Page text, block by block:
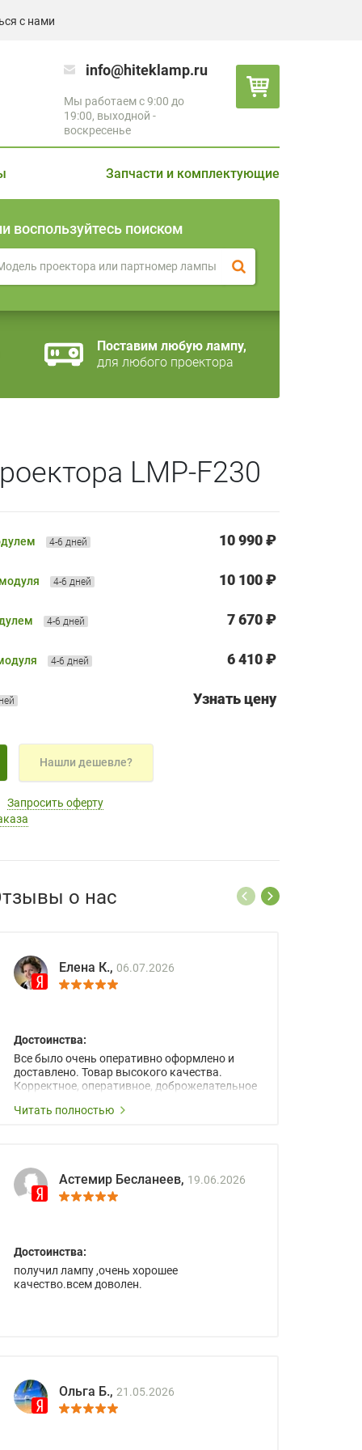
с нами
info@hiteklamp.ru
Мы работаем с 9:00 до
19:00, выходной -
воскресенье
Запчасти и комплектующие
воспользуйтесь поиском
Поставим любую лампу,
для любого проектора
LMP-F230
4-6 дней 10 990 ₽
4-6 дней 10 100 ₽
4-6 дней 7 670 ₽
4-6 дней 6 410 ₽
Узнать цену
Нашли дешевле?
Запросить оферту
о нас
Елена К., 06.07.2026
Достоинства:
Все было очень оперативно оформлено и
доставлено. Товар высокого качества.
Корректное, оперативное, доброжелательное
Читать полностью
Астемир Бесланеев, 19.06.2026
Достоинства:
получил лампу ,очень хорошее
качество.всем доволен.
Ольга Б., 21.05.2026